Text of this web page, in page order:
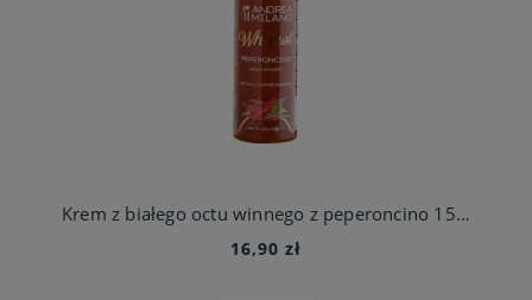
Krem z białego octu winnego z peperoncino 150 ml Andrea Milano
16,90 zł